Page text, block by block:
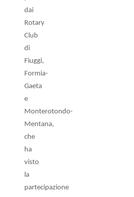
dai
Rotary
Club
di
Fiuggi,
Formia-
Gaeta
e
Monterotondo-
Mentana,
che
ha
visto
la
partecipazione